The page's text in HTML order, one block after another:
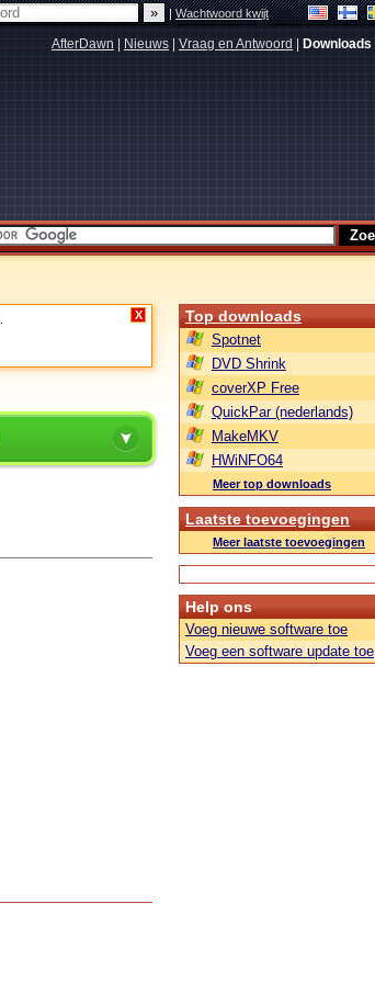
|Wachtwoord kwijt
AfterDawn Nieuws Vraag en Antwoord Downloads
X Top downloads
Spotnet
DVD Shrink
coverXP Free
QuickPar (nederlands)
MakeMKV
HWiNFO64
Meer top downloads
Laatste toevoegingen
Meer laatste toevoegingen
Help ons
Voeg nieuwe software toe
Voeg een software update toe